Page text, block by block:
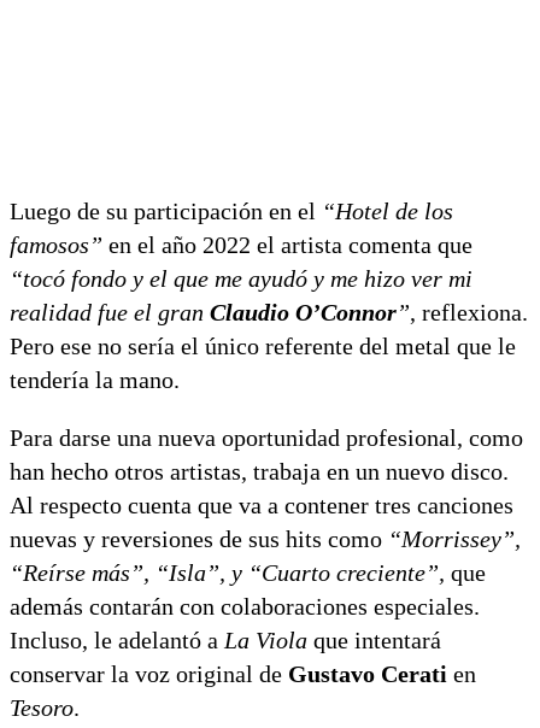
Luego de su participación en el “Hotel de los
famosos” en el año 2022 el artista comenta que
“tocó fondo y el que me ayudó y me hizo ver mi
realidad fue el gran Claudio O’Connor”, reflexiona.
Pero ese no sería el único referente del metal que le
tendería la mano.
Para darse una nueva oportunidad profesional, como
han hecho otros artistas, trabaja en un nuevo disco.
Al respecto cuenta que va a contener tres canciones
nuevas y reversiones de sus hits como “Morrissey”,
“Reírse más”, “Isla”, y “Cuarto creciente”, que
además contarán con colaboraciones especiales.
Incluso, le adelantó a La Viola que intentará
conservar la voz original de Gustavo Cerati en
Tesoro.